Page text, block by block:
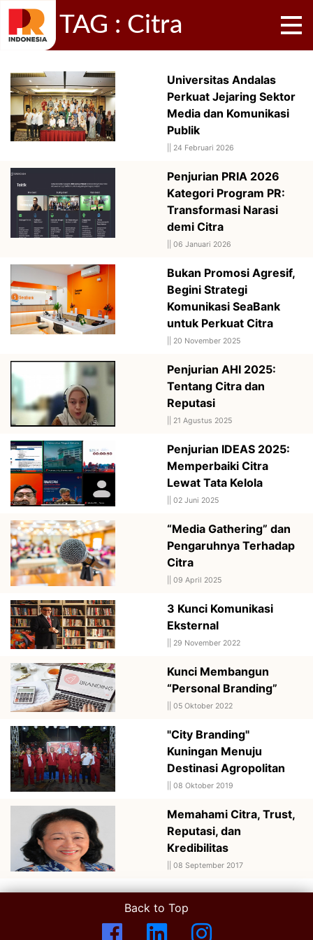
TAG : Citra
Universitas Andalas
Perkuat Jejaring Sektor
Media dan Komunikasi
Publik
24 Februari 2026
Penjurian PRIA 2026
Kategori Program PR:
Transformasi Narasi
demi Citra
06 Januari 2026
Bukan Promosi Agresif,
Begini Strategi
Komunikasi SeaBank
untuk Perkuat Citra
20 November 2025
Penjurian AHI 2025:
Tentang Citra dan
Reputasi
21 Agustus 2025
Penjurian IDEAS 2025:
Memperbaiki Citra
Lewat Tata Kelola
02 Juni 2025
“Media Gathering” dan
Pengaruhnya Terhadap
Citra
09 April 2025
3 Kunci Komunikasi
Eksternal
29 November 2022
Kunci Membangun
“Personal Branding”
05 Oktober 2022
"City Branding"
Kuningan Menuju
Destinasi Agropolitan
08 Oktober 2019
Memahami Citra, Trust,
Reputasi, dan
Kredibilitas
08 September 2017
Back to Top